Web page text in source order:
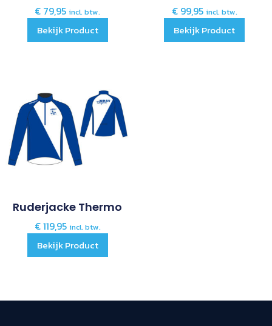
€ 79,95 incl. btw.
Bekijk Product
€99,95 incl. btw.
Bekijk Product
Ruderjacke Thermo
€119,95 incl. btw.
Bekijk Product